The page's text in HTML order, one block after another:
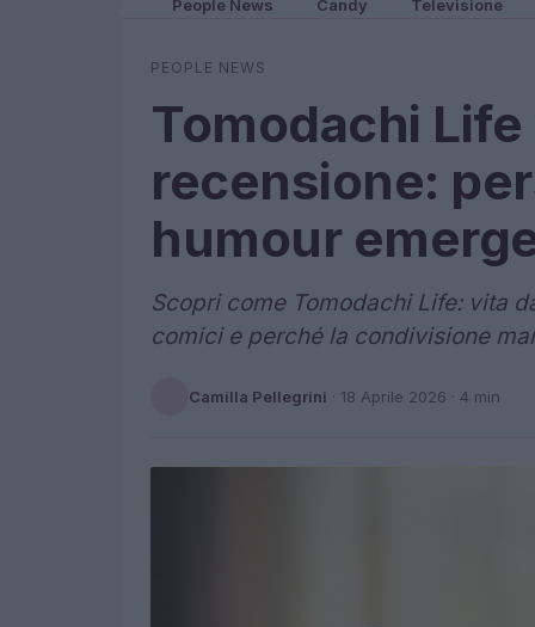
People News Candy Televisione
PEOPLE NEWS
Tomodachi
recensione:
humour
Scopri come Tomodachi Life: vita
comici e perché la condivisione
Camilla Pellegrini · 18 Aprile 2026 · 4 min